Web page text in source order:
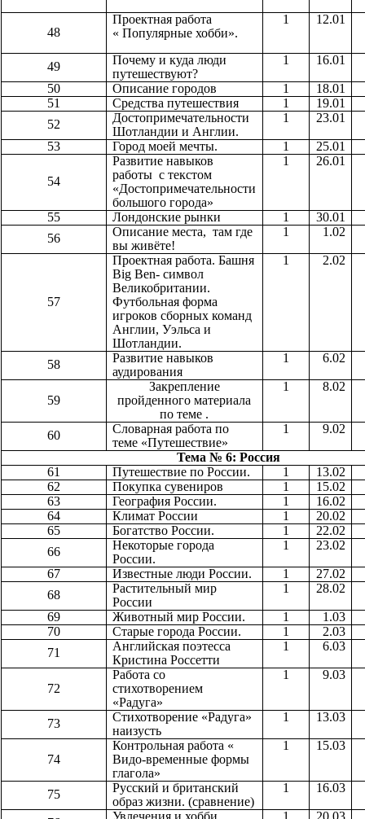
48
Проектная работа
« Популярные хобби».
1 12.01
49
Почему и куда люди
путешествуют?
1 16.01
50 Описание городов 1
18.01
51
Средства путешествия 1
19.01
52
Достопримечательности
Шотландии и Англии.
1 23.01
53 Город моей мечты. 1 25.01
54
Развитие навыков
работы с текстом
«Достопримечательности
большого города»
1 26.01
55 Лондонские рынки 1
30.01
56
Описание места, там где
вы живёте!
1 1.02
57
Проектная работа. Башня
Big Ben- символ
Великобритании.
Футбольная форма
игроков сборных команд
Англии, Уэльса и
Шотландии.
1 2.02
58
Развитие навыков
аудирования
1 6.02
59
Закрепление
пройденного материала
по теме .
1 8.02
60
Словарная работа по
теме «Путешествие»
1 9.02
Тема № 6: Россия
61
Путешествие по России. 1
13.02
62
Покупка сувениров 1
15.02
63
География России. 1
16.02
64
Климат России 1
20.02
65
Богатство России. 1
22.02
66
Некоторые города
России.
1 23.02
67 Известные люди России. 1
27.02
68
Растительный мир
России
1 28.02
69 Животный мир России. 1
1.03
70
Старые города России. 1
2.03
71
Английская поэтесса
Кристина Россетти
1 6.03
72
Работа со
стихотворением
«Радуга»
1 9.03
73
Стихотворение «Радуга»
наизусть
1 13.03
74
Контрольная работа «
Видо-временные формы
глагола»
1 15.03
75
Русский и британский
образ жизни. (сравнение)
1 16.03
Увлечения и хобби
1 20.03